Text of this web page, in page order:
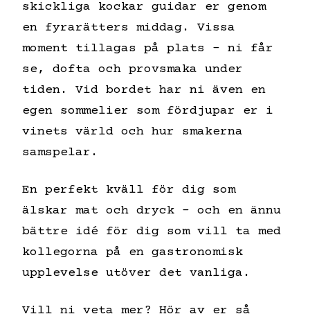
skickliga kockar guidar er genom
en fyrarätters middag. Vissa
moment tillagas på plats – ni får
se, dofta och provsmaka under
tiden. Vid bordet har ni även en
egen sommelier som fördjupar er i
vinets värld och hur smakerna
samspelar.
En perfekt kväll för dig som
älskar mat och dryck – och en ännu
bättre idé för dig som vill ta med
kollegorna på en gastronomisk
upplevelse utöver det vanliga.
Vill ni veta mer? Hör av er så